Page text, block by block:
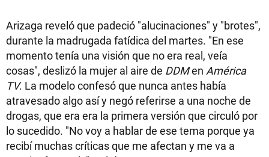
Arizaga reveló que padeció "alucinaciones" y "brotes",
durante la madrugada fatídica del martes. "En ese
momento tenía una visión que no era real, veía
cosas", deslizó la mujer al aire de DDMen América
TV. La modelo confesó que nunca antes había
atravesado algo así y negó referirse a una noche de
drogas, que era era la primera versión que circuló por
lo sucedido. "No voy a hablar de ese tema porque ya
recibí muchas críticas que me afectan y me va a